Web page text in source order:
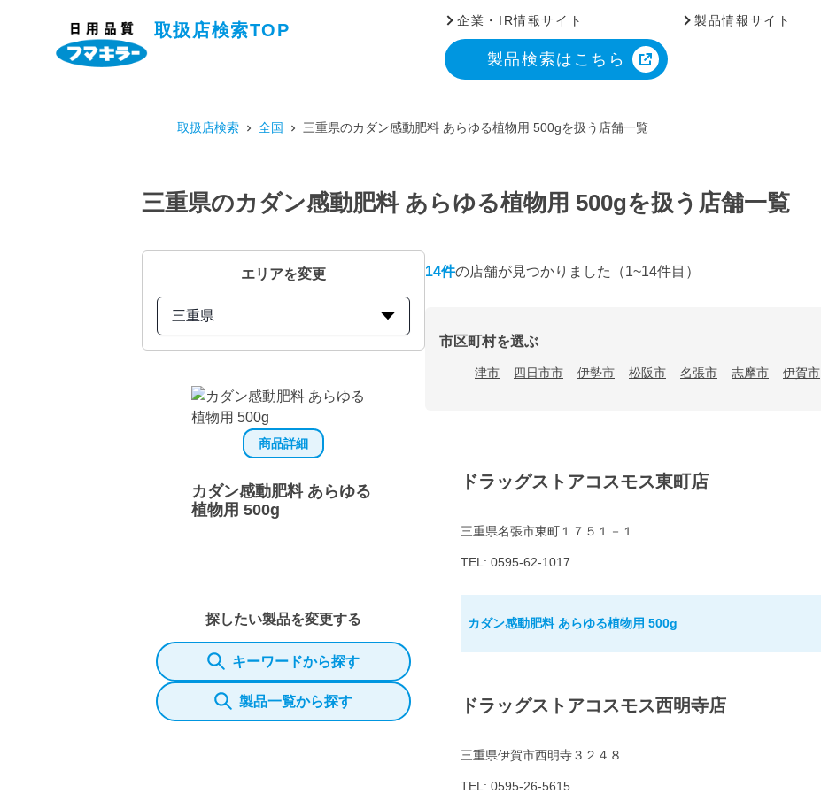
取扱店検索TOP
企業・IR情報サイト 製品情報サイト
製品検索はこちら
取扱店検索 全国 三重県のカダン感動肥料 あらゆる植物用 500gを扱う店舗一覧
三重県のカダン感動肥料 あらゆる植物用 500gを扱う店舗一覧
エリアを変更
三重県
商品詳細
カダン感動肥料 あらゆる
植物用 500g
探したい製品を変更する
キーワードから探す
製品一覧から探す
14件の店舗が見つかりました （1~14件目）
市区町村を選ぶ
津市 四日市市 伊勢市 松阪市 名張市 志摩市 伊賀市
ドラッグストアコスモス東町店
三重県名張市東町１７５１－１
TEL: 0595-62-1017
カダン感動肥料 あらゆる植物用 500g
ドラッグストアコスモス西明寺店
三重県伊賀市西明寺３２４８
TEL: 0595-26-5615